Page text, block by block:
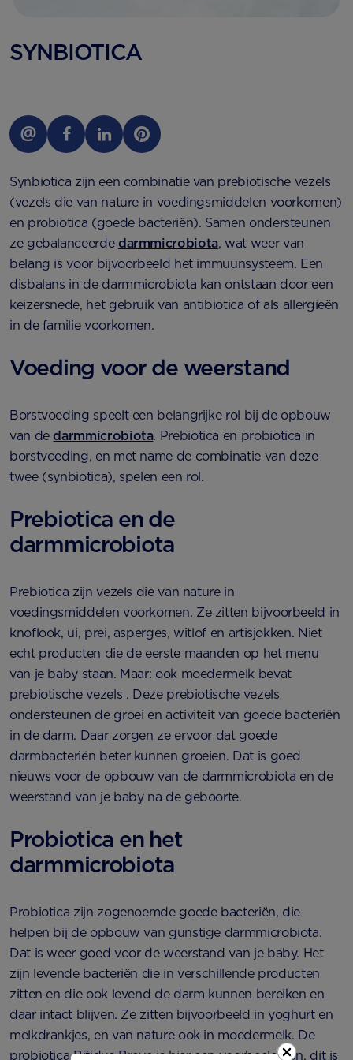
SYNBIOTICA
Synbiotica zijn een combinatie van prebiotische vezels
(vezels die van nature in voedingsmiddelen voorkomen)
en probiotica (goede bacteriën). Samen ondersteunen
ze gebalanceerde darmmicrobiota, wat weer van
belang is voor bijvoorbeeld het immuunsysteem. Een
disbalans in de darmmicrobiota kan ontstaan door een
keizersnede, het gebruik van antibiotica of als allergieën
in de familie voorkomen.
Voeding voor de weerstand
Borstvoeding speelt een belangrijke rol bij de opbouw
van de darmmicrobiota. Prebiotica en probiotica in
borstvoeding, en met name de combinatie van deze
twee (synbiotica), spelen een rol.
Prebiotica en de
darmmicrobiota
Prebiotica zijn vezels die van nature in
voedingsmiddelen voorkomen. Ze zitten bijvoorbeeld in
knoflook, ui, prei, asperges, witlof en artisjokken. Niet
echt producten die de eerste maanden op het menu
van je baby staan. Maar: ook moedermelk bevat
prebiotische vezels . Deze prebiotische vezels
ondersteunen de groei en activiteit van goede bacteriën
in de darm. Daar zorgen ze ervoor dat goede
darmbacteriën beter kunnen groeien. Dat is goed
nieuws voor de opbouw van de darmmicrobiota en de
weerstand van je baby na de geboorte.
Probiotica en het
darmmicrobiota
Probiotica zijn zogenoemde goede bacteriën, die
helpen bij de opbouw van gunstige darmmicrobiota.
Dat is weer goed voor de weerstand van je baby. Het
zijn levende bacteriën die in verschillende producten
zitten en die ook levend de darm kunnen bereiken en
daar intact blijven. Ze zitten bijvoorbeeld in yoghurt en
melkdrankjes, en van nature ook in moedermelk. De
probiotica Bifidus Breve is hier een voorbeeld van, dit is